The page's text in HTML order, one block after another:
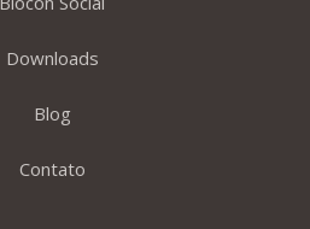
Downloads
Blog
Contato